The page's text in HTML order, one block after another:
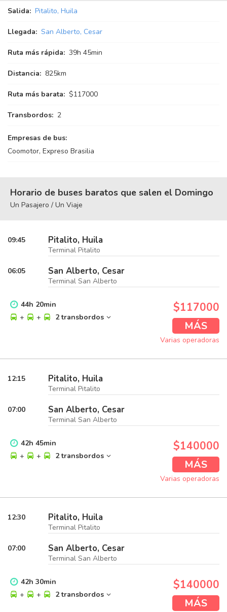
Salida: Pitalito, Huila
Llegada: San Alberto, Cesar
Ruta más rápida: 39h 45min
Distancia: 825km
Ruta más barata: $117000
Transbordos: 2
Empresas de bus:
Coomotor, Expreso Brasilia
Horario de buses baratos que salen el Domingo
Un Pasajero / Un Viaje
09:45 Pitalito, Huila
Terminal Pitalito
06:05 San Alberto, Cesar
Terminal San Alberto
44h 20min
+
+ 2 transbordos
$117000
MÁS
Varias operadoras
12:15 Pitalito, Huila
Terminal Pitalito
07:00 San Alberto, Cesar
Terminal San Alberto
42h 45min
+
+ 2 transbordos
$140000
MÁS
Varias operadoras
12:30 Pitalito, Huila
Terminal Pitalito
07:00 San Alberto, Cesar
Terminal San Alberto
42h 30min
+
+ 2 transbordos
$140000
MÁS